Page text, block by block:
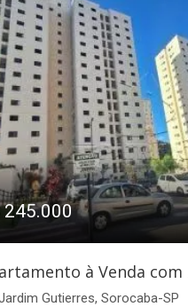
245.000
à Venda com
Gutierres, Sorocaba-SP